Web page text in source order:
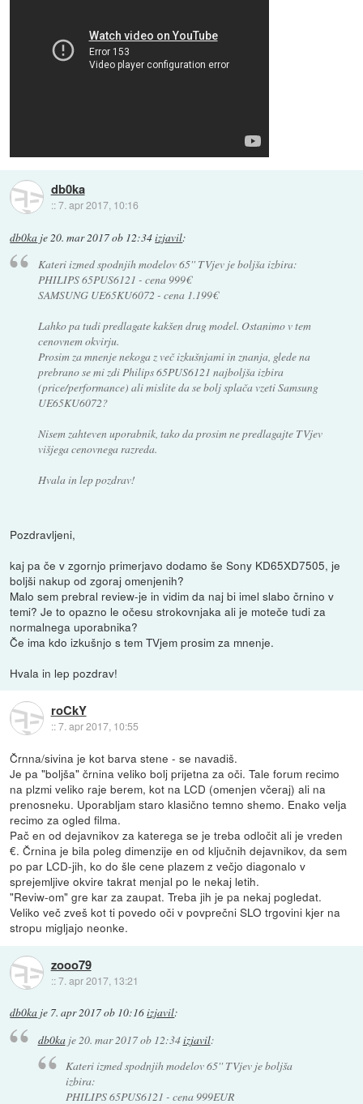
db0ka
::7. apr 2017, 10:16
db0ka je20. mar 2017 ob 12:34izjavil:
Kateri izmed spodnjih modelov 65'' TVjev je boljša izbira:
PHILIPS 65PUS6121 - cena 999€
SAMSUNG UE65KU6072 - cena 1.199€
Lahko pa tudi predlagate kakšen drug model. Ostanimo v tem
cenovnem okvirju.
Prosim za mnenje nekoga z več izkušnjami in znanja, glede na
prebrano se mi zdi Philips 65PUS6121 najboljša izbira
(price/performance) ali mislite da se bolj splača vzeti Samsung
UE65KU6072?
Nisem zahteven uporabnik, tako da prosim ne predlagajte TVjev
višjega cenovnega razreda.
Hvala in lep pozdrav!
Pozdravljeni,
kaj pa če v zgornjo primerjavo dodamo še Sony KD65XD7505, je
boljši nakup od zgoraj omenjenih?
Malo sem prebral review-je in vidim da naj bi imel slabo črnino v
temi? Je to opazno le očesu strokovnjaka ali je moteče tudi za
normalnega uporabnika?
Če ima kdo izkušnjo s tem TVjem prosim za mnenje.
Hvala in lep pozdrav!
roCkY
::7. apr 2017, 10:55
Črnna/sivina je kot barva stene - se navadiš.
Je pa "boljša" črnina veliko bolj prijetna za oči. Tale forum recimo
na plzmi veliko raje berem, kot na LCD (omenjen včeraj) ali na
prenosneku. Uporabljam staro klasično temno shemo. Enako velja
recimo za ogled filma.
Pač en od dejavnikov za katerega se je treba odločit ali je vreden
€. Črnina je bila poleg dimenzije en od ključnih dejavnikov, da sem
po par LCD-jih, ko do šle cene plazem z večjo diagonalo v
sprejemljive okvire takrat menjal po le nekaj letih.
"Reviw-om" gre kar za zaupat. Treba jih je pa nekaj pogledat.
Veliko več zveš kot ti povedo oči v povprečni SLO trgovini kjer na
stropu migljajo neonke.
zooo79
::7. apr 2017, 13:21
db0ka je 7. apr 2017 ob 10:16izjavil:
db0kaje 20. mar 2017 ob 12:34izjavil:
Kateri izmed spodnjih modelov 65'' TVjev je boljša
izbira:
PHILIPS 65PUS6121 - cena 999EUR